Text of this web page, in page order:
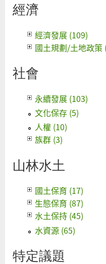
經濟
經濟發展 (109)
國土規劃/土地政策
社會
永續發展 (103)
文化保存 (5)
人權 (10)
族群 (3)
山林水土
國土保育 (17)
生態保育 (87)
水土保持 (45)
水資源 (65)
特定議題